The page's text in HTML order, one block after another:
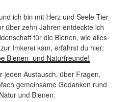
ich bin mit Herz und Seele Tier-
über zehn Jahren entdeckte ich
für die Bienen, wie alles
Imkerei kam, erfährst du hier:
Bienen- und Naturfreunde!
jeden Austausch, über Fragen,
gemeinsame Gedanken rund
und Bienen.